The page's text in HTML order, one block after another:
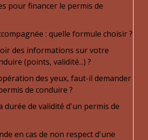
pour financer le permis de
: quelle formule choisir ?
des informations sur votre
(points, validité...) ?
des yeux, faut-il demander
de conduire ?
durée de validité d'un permis de
en cas de non respect d'une